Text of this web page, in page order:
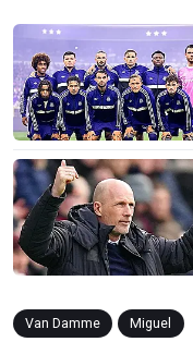
Van Damme Miguel